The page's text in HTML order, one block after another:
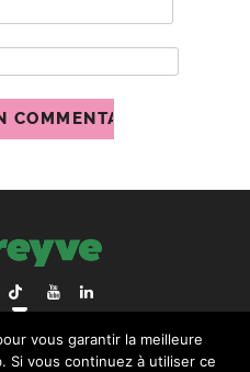
BLOGROLL
RECHERCHER :
vous garantir la meilleure
Si vous continuez à utiliser ce